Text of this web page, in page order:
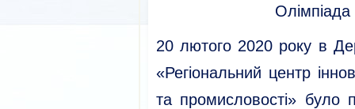
Олімпіада
20 лютого 2020 року в
«Регіональний центр
та промисловості» було